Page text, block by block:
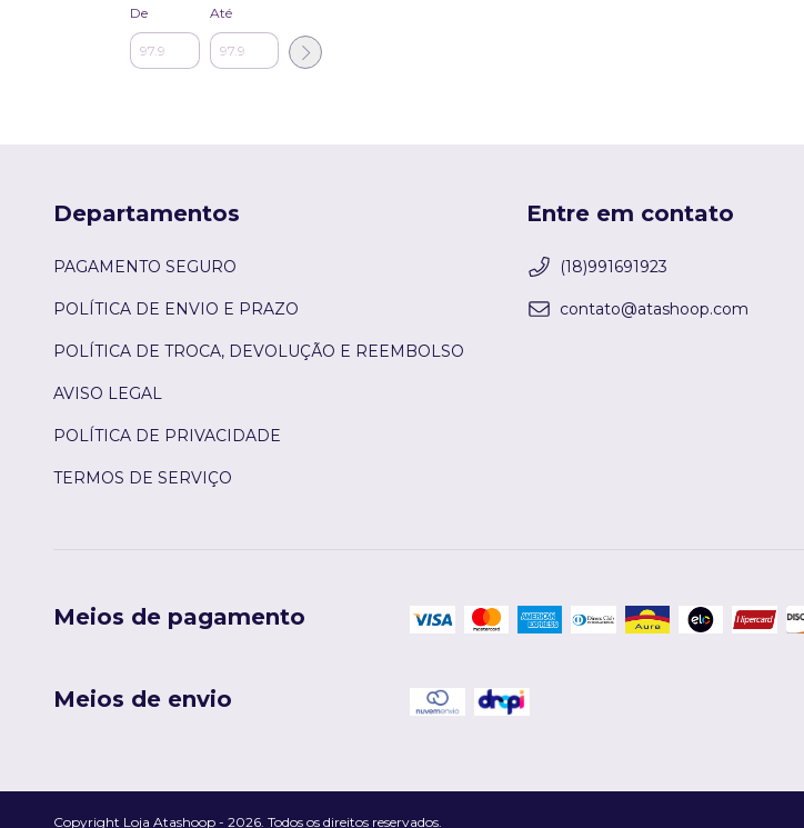
De Até
Departamentos
PAGAMENTO SEGURO
POLÍTICA DE ENVIO E PRAZO
POLÍTICA DE TROCA, DEVOLUÇÃO E REEMBOLSO
AVISO LEGAL
POLÍTICA DE PRIVACIDADE
TERMOS DE SERVIÇO
Entre em contato
(18)991691923
contato@atashoop.com
Meios de pagamento
Meios de envio
Copyright Loja Atashoop - 2026. Todos os direitos reservados.